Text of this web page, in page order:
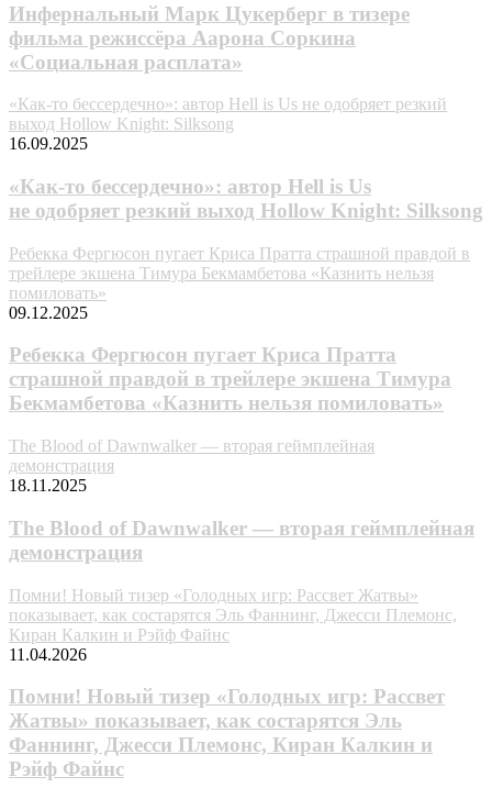
Инфернальный Марк Цукерберг в тизере
фильма режиссёра Аарона Соркина
«Социальная расплата»
«Как-то бессердечно»: автор Hell is Us не одобряет резкий
выход Hollow Knight: Silksong
16.09.2025
«Как-то бессердечно»: автор Hell is Us
не одобряет резкий выход Hollow Knight: Silksong
Ребекка Фергюсон пугает Криса Пратта страшной правдой в
трейлере экшена Тимура Бекмамбетова «Казнить нельзя
помиловать»
09.12.2025
Ребекка Фергюсон пугает Криса Пратта
страшной правдой в трейлере экшена Тимура
Бекмамбетова «Казнить нельзя помиловать»
The Blood of Dawnwalker — вторая геймплейная
демонстрация
18.11.2025
The Blood of Dawnwalker — вторая геймплейная
демонстрация
Помни! Новый тизер «Голодных игр: Рассвет Жатвы»
показывает, как состарятся Эль Фаннинг, Джесси Племонс,
Киран Калкин и Рэйф Файнс
11.04.2026
Помни! Новый тизер «Голодных игр: Рассвет
Жатвы» показывает, как состарятся Эль
Фаннинг, Джесси Племонс, Киран Калкин и
Рэйф Файнс